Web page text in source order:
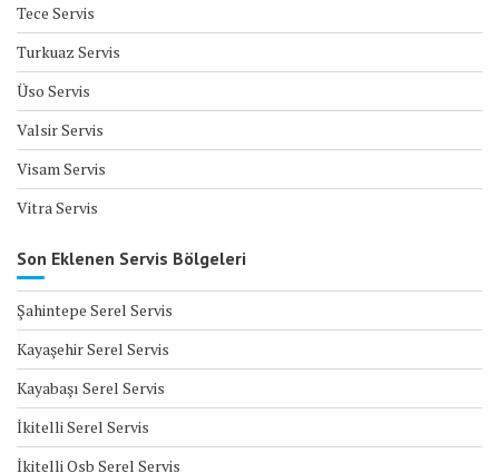
Tece Servis
Turkuaz Servis
Üso Servis
Valsir Servis
Visam Servis
Vitra Servis
Son Eklenen Servis Bölgeleri
Şahintepe Serel Servis
Kayaşehir Serel Servis
Kayabaşı Serel Servis
İkitelli Serel Servis
İkitelli Osb Serel Servis